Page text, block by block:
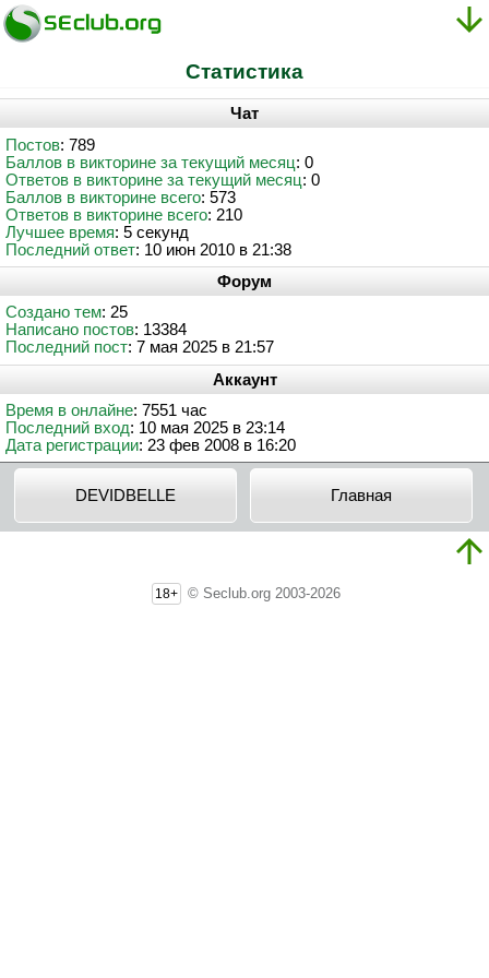
Статистика
Чат
Постов: 789
Баллов в викторине за текущий месяц: 0
Ответов в викторине за текущий месяц: 0
Баллов в викторине всего: 573
Ответов в викторине всего: 210
Лучшее время: 5 секунд
Последний ответ: 10 июн 2010 в 21:38
Форум
Создано тем: 25
Написано постов: 13384
Последний пост: 7 мая 2025 в 21:57
Аккаунт
Время в онлайне: 7551 час
Последний вход: 10 мая 2025 в 23:14
Дата регистрации: 23 фев 2008 в 16:20
DEVIDBELLE Главная
18+ © Seclub.org 2003-2026